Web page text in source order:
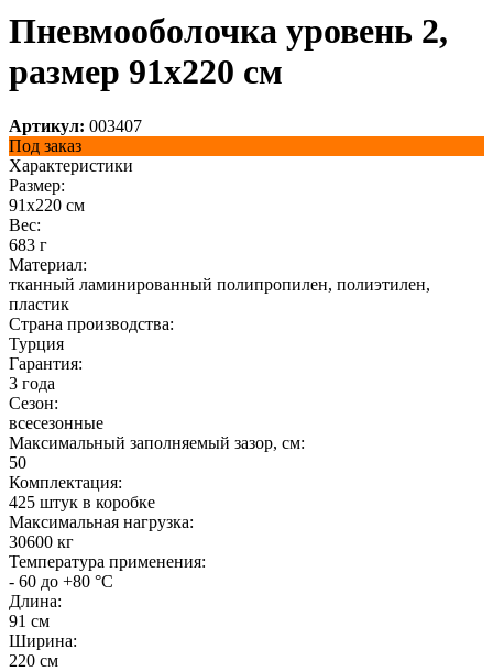
Пневмооболочка уровень 2,
размер 91x220 см
Артикул: 003407
Под заказ
Характеристики
Размер:
91х220 см
Вес:
683 г
Материал:
тканный ламинированный полипропилен, полиэтилен,
пластик
Страна производства:
Турция
Гарантия:
3 года
Сезон:
всесезонные
Максимальный заполняемый зазор, см:
50
Комплектация:
425 штук в коробке
Максимальная нагрузка:
30600 кг
Температура применения:
- 60 до +80 °C
Длина:
91 см
Ширина:
220 см